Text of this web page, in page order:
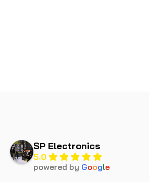
SP Electronics
5.0
powered by Google